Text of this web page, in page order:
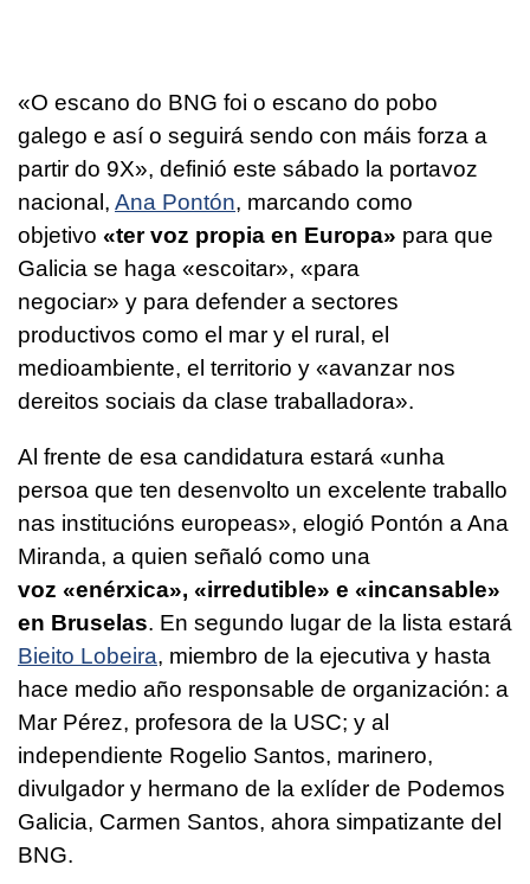
«O escano do BNG foi o escano do pobo
galego e así o seguirá sendo con máis forza a
partir do 9X», definió este sábado la portavoz
nacional, Ana Pontón, marcando como
objetivo «ter voz propia en Europa» para que
Galicia se haga «escoitar», «para
negociar» y para defender a sectores
productivos como el mar y el rural, el
medioambiente, el territorio y «avanzar nos
dereitos sociais da clase traballadora».
Al frente de esa candidatura estará «unha
persoa que ten desenvolto un excelente traballo
nas institucións europeas», elogió Pontón a Ana
Miranda, a quien señaló como una
voz «enérxica», «irredutible» e «incansable»
en Bruselas. En segundo lugar de la lista estará
Bieito Lobeira, miembro de la ejecutiva y hasta
hace medio año responsable de organización: a
Mar Pérez, profesora de la USC; y al
independiente Rogelio Santos, marinero,
divulgador y hermano de la exlíder de Podemos
Galicia, Carmen Santos, ahora simpatizante del
BNG.